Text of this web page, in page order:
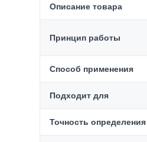
Описание товара
Принцип работы
Способ применения
Подходит для
Точность